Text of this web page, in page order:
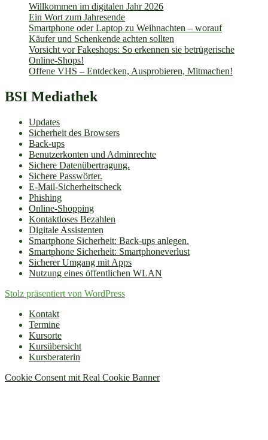
Willkommen im digitalen Jahr 2026
Ein Wort zum Jahresende
Smartphone oder Laptop zu Weihnachten – worauf
Käufer und Schenkende achten sollten
Vorsicht vor Fakeshops: So erkennen sie betrügerische
Online-Shops!
Offene VHS – Entdecken, Ausprobieren, Mitmachen!
BSI Mediathek
Updates
Sicherheit des Browsers
Back-ups
Benutzerkonten und Adminrechte
Sichere Datenübertragung.
Sichere Passwörter.
E-Mail-Sicherheitscheck
Phishing
Online-Shopping
Kontaktloses Bezahlen
Digitale Assistenten
Smartphone Sicherheit: Back-ups anlegen.
Smartphone Sicherheit: Smartphoneverlust
Sicherer Umgang mit Apps
Nutzung eines öffentlichen WLAN
Stolz präsentiert von WordPress
Kontakt
Termine
Kursorte
Kursübersicht
Kursberaterin
Cookie Consent mit Real Cookie Banner